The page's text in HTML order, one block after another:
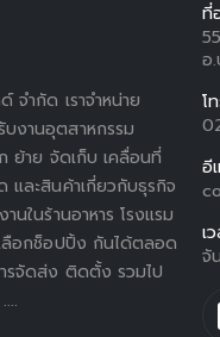
จำกัด เราจำหน่าย
งานอุตสาหกรรม
ย้าย จัดเก็บ เคลื่อนที่
และสินค้าเกี่ยวกับธุรกิจ
นในร้านอาหาร โรงแรม
ลือกช็อปปิ้ง กันได้ตลอด
รจัดส่ง ติดตั้ง รวมไป
ที่
อ
โ
อี
เ
จั